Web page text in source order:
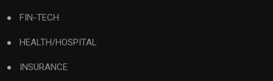
FIN-TECH
HEALTH/HOSPITAL
INSURANCE